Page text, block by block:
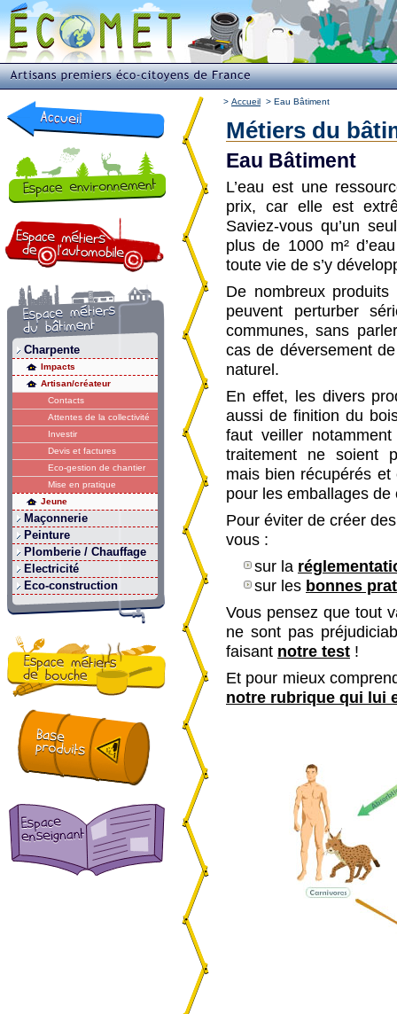
Charpente
Impacts
Artisan/créateur
Contacts
Attentes de la collectivité
Investir
Devis et factures
Eco-gestion de chantier
Mise en pratique
Jeune
Maçonnerie
Peinture
Plomberie / Chauffage
Electricité
Eco-construction
> Accueil > Eau Bâtiment
Métiers du
Eau Bâtiment
L’eau est une
prix, car elle est
Saviez-vous qu’un
plus de 1000 m²
toute vie de s’y
De nombreux
peuvent perturber
communes, sans
cas de déversement
naturel.
En effet, les divers
aussi de finition du
faut veiller
traitement ne soient
mais bien récupérés
pour les emballages de
Pour éviter de créer
vous :
sur la
sur les bonnes
Vous pensez que tout
ne sont pas
faisant notre test !
Et pour mieux
notre rubrique qui lui